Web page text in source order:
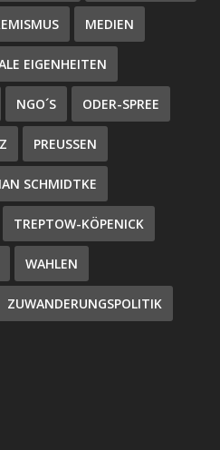
MEDIEN
EIGENHEITEN
NGO´S ODER-SPREE
PREUSSEN
SCHMIDTKE
TREPTOW-KÖPENICK
WAHLEN
ZUWANDERUNGSPOLITIK